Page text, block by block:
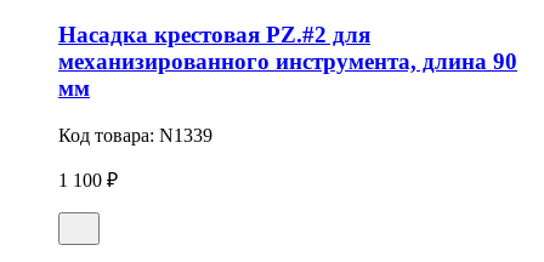
Насадка крестовая PZ.#2 для
механизированного инструмента, длина 90
мм
Код товара: N1339
1 100 ₽